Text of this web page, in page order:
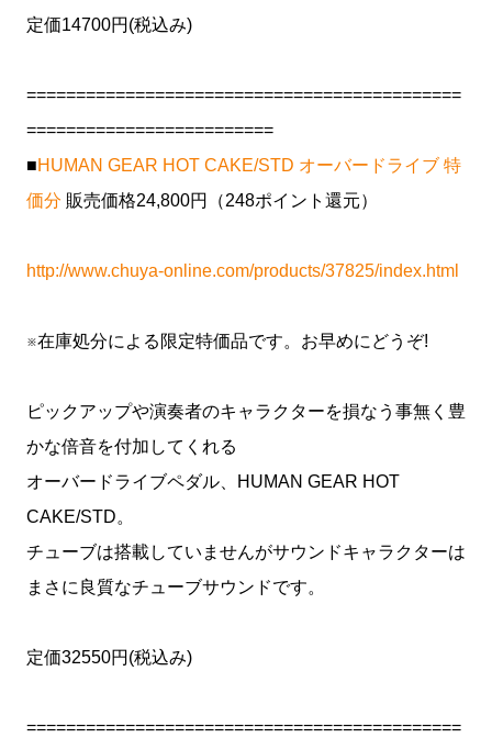
定価14700円(税込み)
============================================
=========================
■HUMAN GEAR HOT CAKE/STD オーバードライブ 特
価分 販売価格24,800円（248ポイント還元）
http://www.chuya-online.com/products/37825/index.html
※在庫処分による限定特価品です。お早めにどうぞ!
ピックアップや演奏者のキャラクターを損なう事無く豊
かな倍音を付加してくれる
オーバードライブペダル、HUMAN GEAR HOT
CAKE/STD。
チューブは搭載していませんがサウンドキャラクターは
まさに良質なチューブサウンドです。
定価32550円(税込み)
============================================